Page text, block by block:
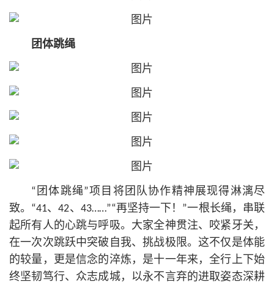
团体跳绳
“团体跳绳”项目将团队协作精神展现得淋漓尽
致。“41、42、43……”“再坚持一下！”一根长绳，串联
起所有人的心跳与呼吸。大家全神贯注、咬紧牙关，
在一次次跳跃中突破自我、挑战极限。这不仅是体能
的较量，更是信念的淬炼，是十一年来，全行上下始
终坚韧笃行、众志成城，以永不言弃的进取姿态深耕